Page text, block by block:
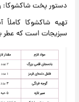
دستور پخت شاکشوکا:
تهیه شاکشوکا
سبزیجات است که عطر